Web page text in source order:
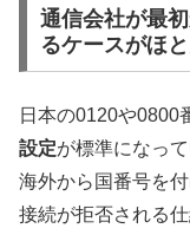
通信会社が最
るケースがほ
日本の0120や0800
設定が標準になって
海外から国番号を
接続が拒否される仕